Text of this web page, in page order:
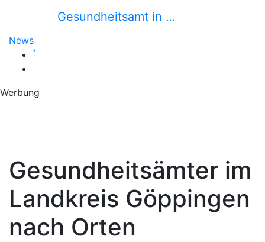
Gesundheitsamt in …
News
*
Werbung
Gesundheitsämter im
Landkreis Göppingen
nach Orten